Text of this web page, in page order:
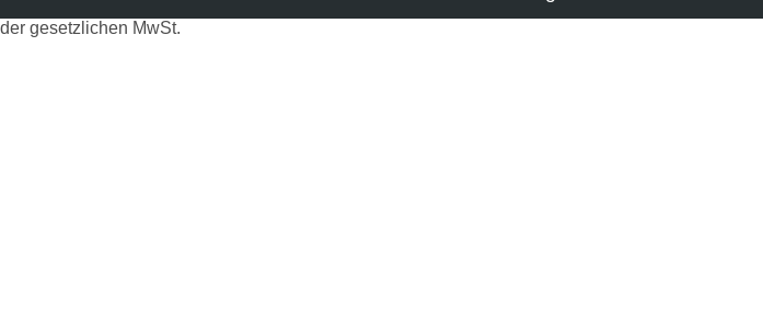
gesetzlichen MwSt.